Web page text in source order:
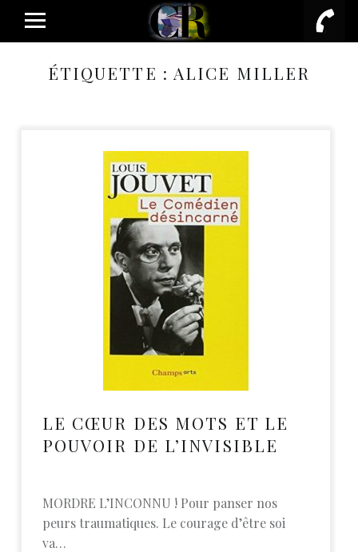
PRIMARY MENU
ÉTIQUETTE : ALICE MILLER
LE CŒUR DES MOTS ET LE
POUVOIR DE L’INVISIBLE
MORDRE L’INCONNU ! Pour panser nos
peurs traumatiques. Le courage d’être soi
va…